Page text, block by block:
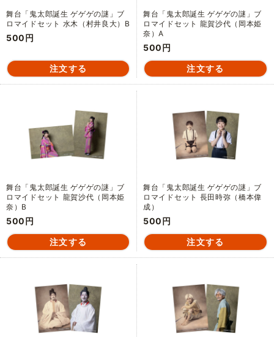
舞台「鬼太郎誕生 ゲゲゲの謎」ブ
ロマイドセット 水木（村井良大）B
500円
舞台「鬼太郎誕生 ゲゲゲの謎」ブ
ロマイドセット 龍賀沙代（岡本姫
奈）A
500円
舞台「鬼太郎誕生 ゲゲゲの謎」ブ
ロマイドセット 龍賀沙代（岡本姫
奈）B
500円
舞台「鬼太郎誕生 ゲゲゲの謎」ブ
ロマイドセット 長田時弥（橋本偉
成）
500円